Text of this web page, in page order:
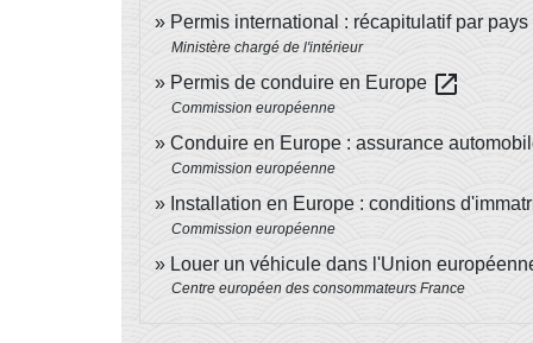
Permis international : récapitulatif par pays
Ministère chargé de l'intérieur
Permis de conduire en Europe open_in_new
Commission européenne
Conduire en Europe : assurance
Commission européenne
Installation en Europe : conditions
Commission européenne
Louer un véhicule dans l'Union
Centre européen des consommateurs France